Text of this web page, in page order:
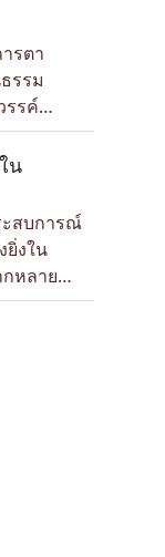
เนื่อง
บ่งการ
คลุม
งนี้: ผู้
รตา
รรม
รรค์
ผจญภัย
า การ
ารดำ
กสิ่งให้
น วีซ่า
น
ะสบการณ์
ยิ่งใน
หลาย
เป็น
รเดิน
หยุด